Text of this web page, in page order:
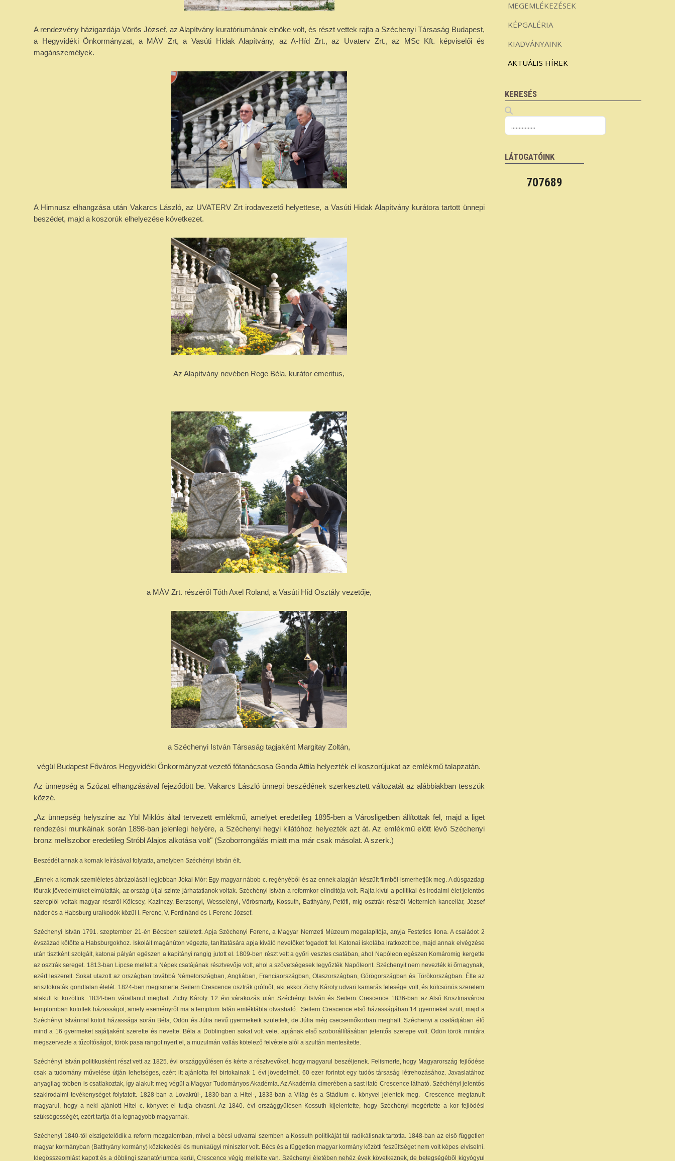
A rendezvény házigazdája Vörös József, az Alapítvány kuratóriumának elnöke volt, és részt vettek rajta a Széchenyi Társaság Budapest,
a Hegyvidéki Önkormányzat, a MÁV Zrt, a Vasúti Hidak Alapítvány, az A-Híd Zrt., az Uvaterv Zrt., az MSc Kft. képviselői és
magánszemélyek.
A Himnusz elhangzása után Vakarcs László, az UVATERV Zrt irodavezető helyettese, a Vasúti Hidak Alapítvány kurátora tartott ünnepi
beszédet, majd a koszorúk elhelyezése következet.
Az Alapítvány nevében Rege Béla, kurátor emeritus,
a MÁV Zrt. részéről Tóth Axel Roland, a Vasúti Híd Osztály vezetője,
a Széchenyi István Társaság tagjaként Margitay Zoltán,
végül Budapest Főváros Hegyvidéki Önkormányzat vezető főtanácsosa Gonda Attila helyezték el koszorújukat az emlékmű talapzatán.
Az ünnepség a Szózat elhangzásával fejeződött be. Vakarcs László ünnepi beszédének szerkesztett változatát az alábbiakban tesszük
közzé.
„Az ünnepség helyszíne az Ybl Miklós által tervezett emlékmű, amelyet eredetileg 1895-ben a Városligetben állítottak fel, majd a liget
rendezési munkáinak során 1898-ban jelenlegi helyére, a Széchenyi hegyi kilátóhoz helyezték azt át. Az emlékmű előtt lévő Széchenyi
bronz mellszobor eredetileg Stróbl Alajos alkotása volt" (Szoborrongálás miatt ma már csak másolat. A szerk.)
Beszédét annak a kornak leírásával folytatta, amelyben Széchényi István élt.
„Ennek a kornak szemléletes ábrázolását legjobban Jókai Mór: Egy magyar nábob c. regényéből és az ennek alapján készült filmből ismerhetjük meg. A dúsgazdag
főurak jövedelmüket elmúlatták, az ország útjai szinte járhatatlanok voltak. Széchényi István a reformkor elindítója volt. Rajta kívül a politikai és irodalmi élet jelentős
szereplői voltak magyar részről Kölcsey, Kazinczy, Berzsenyi, Wesselényi, Vörösmarty, Kossuth, Batthyány, Petőfi, míg osztrák részről Metternich kancellár, József
nádor és a Habsburg uralkodók közül I. Ferenc, V. Ferdinánd és I. Ferenc József.
Széchenyi István 1791. szeptember 21-én Bécsben született. Apja Széchenyi Ferenc, a Magyar Nemzeti Múzeum megalapítója, anyja Festetics Ilona. A családot 2
évszázad kötötte a Habsburgokhoz. Iskoláit magánúton végezte, taníttatására apja kiváló nevelőket fogadott fel. Katonai iskolába iratkozott be, majd annak elvégzése
után tisztként szolgált, katonai pályán egészen a kapitányi rangig jutott el. 1809-ben részt vett a győri vesztes csatában, ahol Napóleon egészen Komáromig kergette
az osztrák sereget. 1813-ban Lipcse mellett a Népek csatájának résztvevője volt, ahol a szövetségesek legyőzték Napóleont. Széchenyit nem nevezték ki őrnagynak,
ezért leszerelt. Sokat utazott az országban továbbá Németországban, Angliában, Franciaországban, Olaszországban, Görögországban és Törökországban. Élte az
arisztokraták gondtalan életét. 1824-ben megismerte Seilern Crescence osztrák grófnőt, aki ekkor Zichy Károly udvari kamarás felesége volt, és kölcsönös szerelem
alakult ki közöttük. 1834-ben váratlanul meghalt Zichy Károly. 12 évi várakozás után Széchényi István és Seilern Crescence 1836-ban az Alsó Krisztinavárosi
templomban kötöttek házasságot, amely eseményről ma a templom falán emléktábla olvasható. Seilern Crescence első házasságában 14 gyermeket szült, majd a
Széchényi Istvánnal kötött házassága során Béla, Ödön és Júlia nevű gyermekeik születtek, de Júlia még csecsemőkorban meghalt. Széchenyi a családjában élő
mind a 16 gyermeket sajátjaként szerette és nevelte. Béla a Döblingben sokat volt vele, apjának első szoborállításában jelentős szerepe volt. Ödön török mintára
megszervezte a tűzoltóságot, török pasa rangot nyert el, a muzulmán vallás kötelező felvétele alól a szultán mentesítette.
Széchényi István politikusként részt vett az 1825. évi országgyűlésen és kérte a résztvevőket, hogy magyarul beszéljenek. Felismerte, hogy Magyarország fejlődése
csak a tudomány művelése útján lehetséges, ezért itt ajánlotta fel birtokainak 1 évi jövedelmét, 60 ezer forintot egy tudós társaság létrehozásához. Javaslatához
anyagilag többen is csatlakoztak, így alakult meg végül a Magyar Tudományos Akadémia. Az Akadémia címerében a sast itató Crescence látható. Széchényi jelentős
szakirodalmi tevékenységet folytatott. 1828-ban a Lovakrúl-, 1830-ban a Hitel-, 1833-ban a Világ és a Stádium c. könyvei jelentek meg. Crescence megtanult
magyarul, hogy a neki ajánlott Hitel c. könyvet el tudja olvasni. Az 1840. évi országgyűlésen Kossuth kijelentette, hogy Széchényi megértette a kor fejlődési
szükségességét, ezért tartja őt a legnagyobb magyarnak.
Széchenyi 1840-től elszigetelődik a reform mozgalomban, mivel a bécsi udvarral szemben a Kossuth politikáját túl radikálisnak tartotta. 1848-ban az első független
magyar kormányban (Batthyány kormány) közlekedési és munkaügyi miniszter volt. Bécs és a független magyar kormány közötti feszültséget nem volt képes elviselni.
Idegösszeomlást kapott és a döblingi szanatóriumba kerül, Crescence végig mellette van. Széchenyi életében nehéz évek következnek, de betegségéből kigyógyul
MEGEMLÉKEZÉSEK
KÉPGALÉRIA
KIADVÁNYAINK
AKTUÁLIS HÍREK
KERESÉS
LÁTOGATÓINK
707689